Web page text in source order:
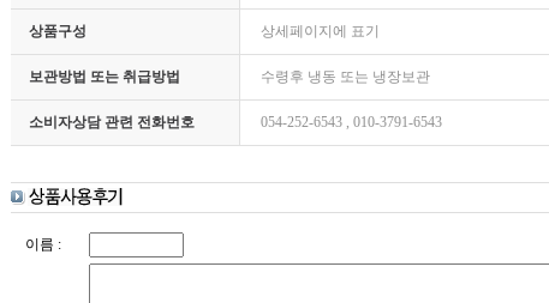
상품구성 상세페이지에 표기
보관방법 또는 취급방법 수령후 냉동 또는 냉장보관
소비자상담 관련 전화번호 054-252-6543 , 010-3791-6543
이름 :